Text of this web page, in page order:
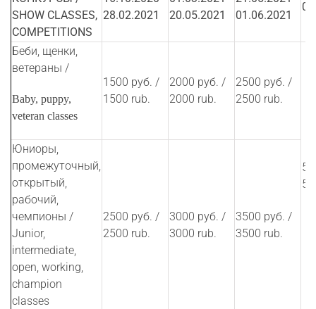
SHOW CLASSES,
COMPETITIONS
28.02.2021
20.05.2021
01.06.2021
Беби, щенки,
ветераны /
Baby, puppy,
veteran classes
1500 руб. /
1500 rub.
2000 руб. /
2000 rub.
2500 руб. /
2500 rub.
Юниоры,
промежуточный,
открытый,
рабочий,
чемпионы /
Junior,
intermediate,
open, working,
champion
classes
2500 руб. /
2500 rub.
3000 руб. /
3000 rub.
3500 руб. /
3500 rub.